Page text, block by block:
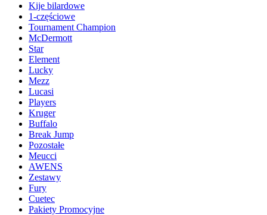
Kije bilardowe
1-częściowe
Tournament Champion
McDermott
Star
Element
Lucky
Mezz
Lucasi
Players
Kruger
Buffalo
Break Jump
Pozostałe
Meucci
AWENS
Zestawy
Fury
Cuetec
Pakiety Promocyjne